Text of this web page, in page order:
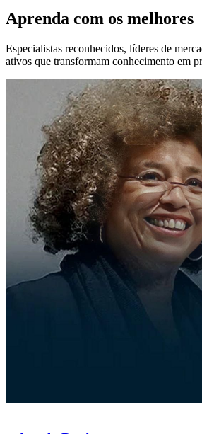
Aprenda com os melhores
Especialistas reconhecidos, líderes de
ativos que transformam conhecimento em